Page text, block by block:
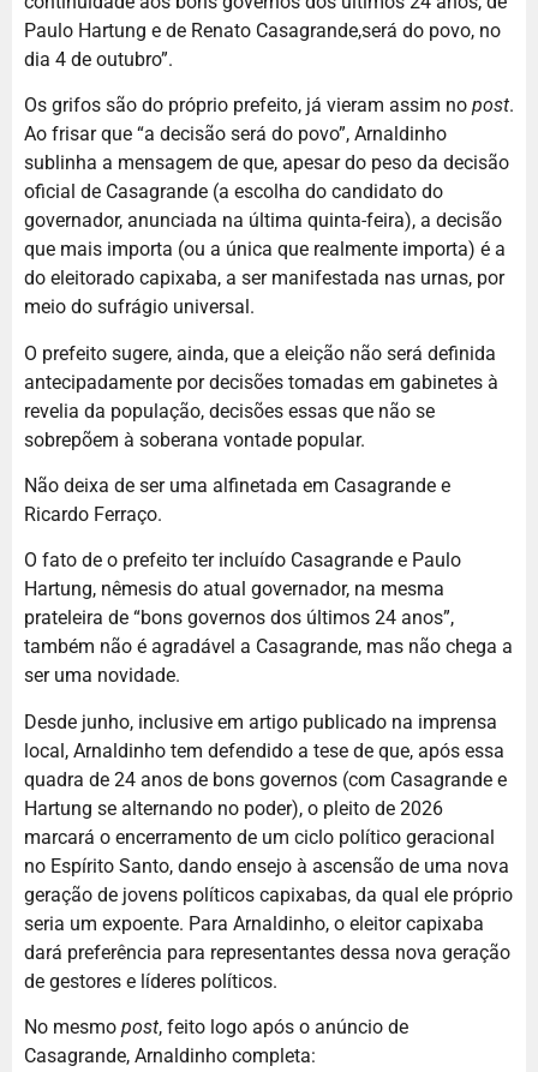
Paulo Hartung e de Renato Casagrande,será do povo, no
dia 4 de outubro”.
Os grifos são do próprio prefeito, já vieram assim no post.
Ao frisar que “a decisão será do povo”, Arnaldinho
sublinha a mensagem de que, apesar do peso da decisão
oficial de Casagrande (a escolha do candidato do
governador, anunciada na última quinta-feira), a decisão
que mais importa (ou a única que realmente importa) é a
do eleitorado capixaba, a ser manifestada nas urnas, por
meio do sufrágio universal.
O prefeito sugere, ainda, que a eleição não será definida
antecipadamente por decisões tomadas em gabinetes à
revelia da população, decisões essas que não se
sobrepõem à soberana vontade popular.
Não deixa de ser uma alfinetada em Casagrande e
Ricardo Ferraço.
O fato de o prefeito ter incluído Casagrande e Paulo
Hartung, nêmesis do atual governador, na mesma
prateleira de “bons governos dos últimos 24 anos”,
também não é agradável a Casagrande, mas não chega a
ser uma novidade.
Desde junho, inclusive em artigo publicado na imprensa
local, Arnaldinho tem defendido a tese de que, após essa
quadra de 24 anos de bons governos (com Casagrande e
Hartung se alternando no poder), o pleito de 2026
marcará o encerramento de um ciclo político geracional
no Espírito Santo, dando ensejo à ascensão de uma nova
geração de jovens políticos capixabas, da qual ele próprio
seria um expoente. Para Arnaldinho, o eleitor capixaba
dará preferência para representantes dessa nova geração
de gestores e líderes políticos.
No mesmo post, feito logo após o anúncio de
Casagrande, Arnaldinho completa: